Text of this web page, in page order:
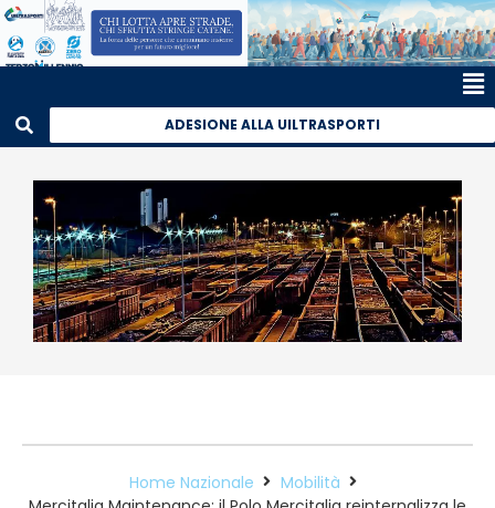
ADESIONE ALLA UILTRASPORTI
Home Nazionale
Mobilità